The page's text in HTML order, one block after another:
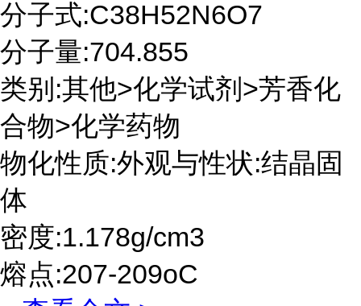
分子式:C38H52N6O7
分子量:704.855
类别:其他>化学试剂>芳香化
合物>化学药物
物化性质:外观与性状:结晶固
体
密度:1.178g/cm3
熔点:207-209oC